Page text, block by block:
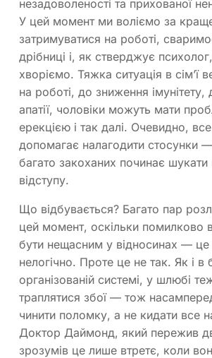
незадоволеності та прихованої
У цей момент ми воліємо за
затримуватися на роботі,
дрібниці і, як стверджує
хворіємо. Тяжка ситуація в сім’ї
на роботі, до зниження
апатії, чоловіки можуть мати
ерекцією і так далі. Очевидно,
допомагає налагодити стосунки —
багато закоханих починає
відступу.
Що відбувається? Багато пар
цей момент, оскільки помилково
бути нещасним у відносинах — це
нелогічно. Проте це не так. Як і в
організованій системі, у шлюбі
траплятися збої — тож
чинити поломку, а не кидати все
Доктор Даймонд, який пережив
зрозумів це лише втретє, коли